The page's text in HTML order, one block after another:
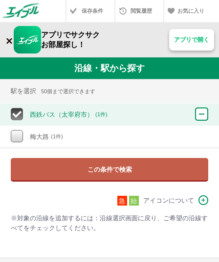
保存条件 閲覧履歴 お気に入り
×
アプリでサクサク
お部屋探し！
アプリで開く
沿線・駅から探す
駅を選択 50個まで選択できます
西鉄バス（太宰府市） (1件)
梅大路 (1件)
この条件で検索
急 始 アイコンについて
※対象の沿線を追加するには：沿線選択画面に戻り、ご希望の沿線す
べてをチェックしてください。